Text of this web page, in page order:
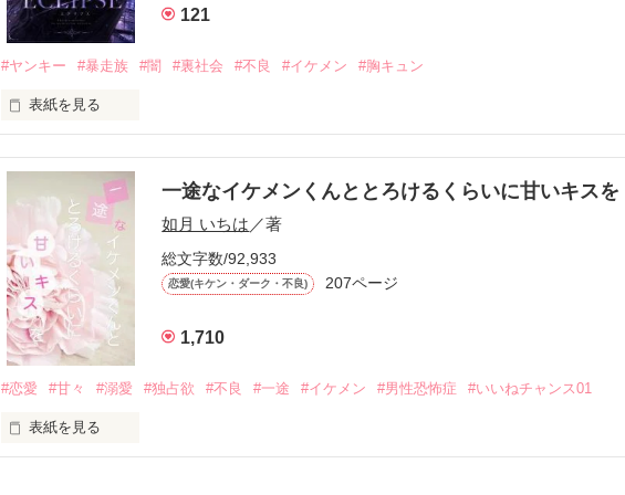
他の女の子には冷たいのに
「澪ちゃん。」
それは止まっていた恋が再び動き始める合図──。
✨.ﾟ･*..☆.｡.:*✨.☆.｡.:. *:ﾟ✨.ﾟ･*..☆.｡.:*✨
人見知りだけど優しい無自覚だけどモテる
冴木澪-SaekiMio
×
基本女子に冷たいのに澪にはわんこ男子になる
篠宮光-ShinomiyaHikaru
✨.ﾟ･*..☆.｡.:*✨.☆.｡.:. *:ﾟ✨.ﾟ･*..☆.｡.:*✨
121
#ヤンキー #暴走族 #闇 #裏社会 #不良 #イケメン #胸キュン
表紙を見る
一途なイケメンくんととろけるくらいに甘いキスを
如月 いちは ／著
総文字数/92,933
恋愛(キケン・ダーク・不良) 207ページ
1,710
#恋愛 #甘々 #溺愛 #独占欲 #不良 #一途 #イケメン #男性恐怖症 #いいねチャンス01
表紙を見る